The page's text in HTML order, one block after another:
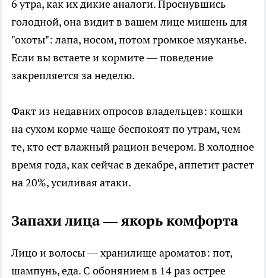
6 утра, как их дикие аналоги. Проснувшись
голодной, она видит в вашем лице мишень для
"охоты": лапа, носом, потом громкое мяуканье.
Если вы встаете и кормите — поведение
закрепляется за неделю.
Факт из недавних опросов владельцев: кошки
на сухом корме чаще беспокоят по утрам, чем
те, кто ест влажный рацион вечером. В холодное
время года, как сейчас в декабре, аппетит растет
на 20%, усиливая атаки.
Запахи лица — якорь комфорта
Лицо и волосы — хранилище ароматов: пот,
шампунь, еда. С обонянием в 14 раз острее